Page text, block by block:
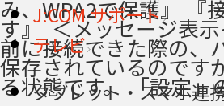
み、WPA2で保護』 『
す』 ​ ＜メッセージ表
前に接続できた際の、
保存されているのです
る状態です。 「設定」
J:COM サポート
テレビ
タブレット・スマホ連